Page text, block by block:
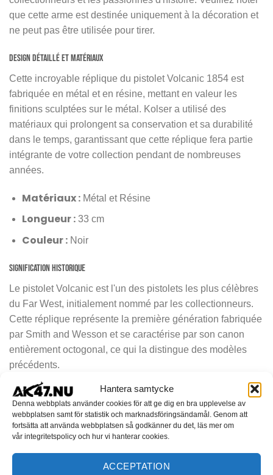
Hantera samtycke
Denna webbplats använder cookies för att ge dig en bra upplevelse av
webbplatsen samt för statistik och marknadsföringsändamål. Genom att
fortsätta att använda webbplatsen så godkänner du det, läs mer om
vår integritetspolicy och hur vi hanterar cookies.
ACCEPTATION
que cette arme est destinée uniquement à la décoration et
ne peut pas être utilisée pour tirer.
Design Détaillé et Matériaux
Cette incroyable réplique du pistolet Volcanic 1854 est
fabriquée en métal et en résine, mettant en valeur les
finitions sculptées sur le métal. Kolser a utilisé des
matériaux qui prolongent sa conservation et sa durabilité
dans le temps, garantissant que cette réplique fera partie
intégrante de votre collection pendant de nombreuses
années.
Matériaux :Métal et Résine
Longueur :33 cm
Couleur :Noir
Signification Historique
Le pistolet Volcanic est l'un des pistolets les plus célèbres
du Far West, initialement nommé par les collectionneurs.
Cette réplique représente la première génération fabriquée
par Smith and Wesson et se caractérise par son canon
entièrement octogonal, ce qui la distingue des modèles
précédents.
Parfait pour les Collectionneurs
La réplique mesure 33 centimètres et comporte une
poignée en imitation bois et une finition en laiton. C'est un
incontournable pour tout collectionneur qui apprécie les
armes historiques et le design détaillé. Ajoutez cette